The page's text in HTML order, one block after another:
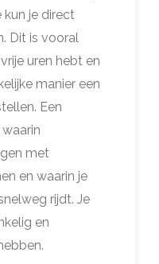
kun je direct
Dit is vooral
uren hebt en
manier een
Een
met
en waarin je
rijdt. Je
en